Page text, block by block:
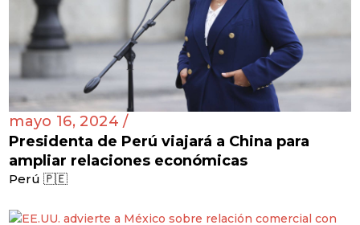
mayo 16, 2024 /
Presidenta de Perú viajará a China para
ampliar relaciones económicas
Perú 🇵🇪